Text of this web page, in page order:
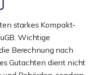
starkes Kompakt-
Wichtige
Berechnung nach
Gutachten dient nicht